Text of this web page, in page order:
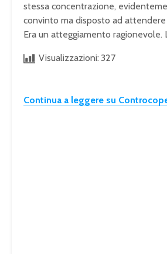
stessa concentrazione,
convinto ma disposto ad
Era un atteggiamento ragionevole.
Visualizzazioni: 327
Continua a leggere su